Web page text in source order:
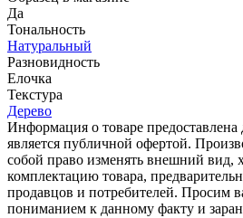
Да
Тональность
Натуральный
Разновидность
Елочка
Текстура
Дерево
Информация о товаре предоставлена
является публичной офертой.
собой право изменять внешний вид,
комплектацию товара,
продавцов и потребителей. Просим
пониманием к данному факту и